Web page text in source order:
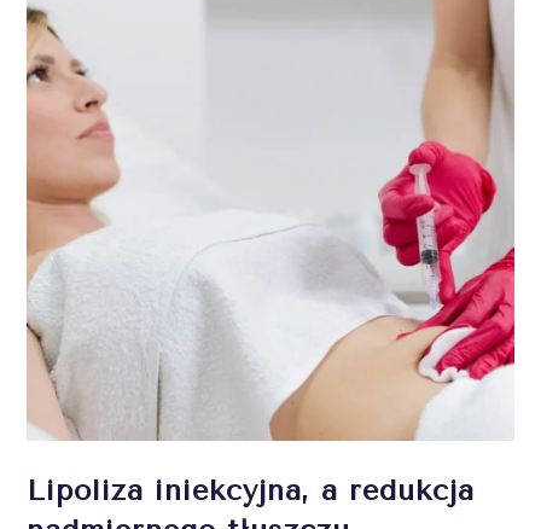
Lipoliza iniekcyjna, a redukcja